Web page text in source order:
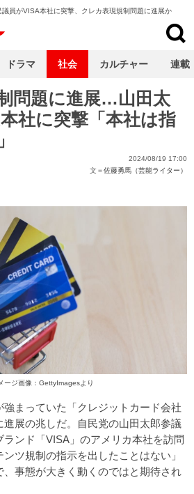
議員がVISA本社に突撃、クレカ表現規制問題に進展か
問題に進展…山田太
社に突撃「本社は指
2024/08/19 17:00
文＝佐藤勇馬（芸能ライター）
ージ画像：GettyImagesより
まっていた「クレジットカード会社
展の兆しだ。自民党の山田太郎参議
ンド「VISA」のアメリカ本社を訪問
ツ規制の指示を出したことはない」
、事態が大きく動くのではと期待され
ドラマ 社会 カルチャー 連載